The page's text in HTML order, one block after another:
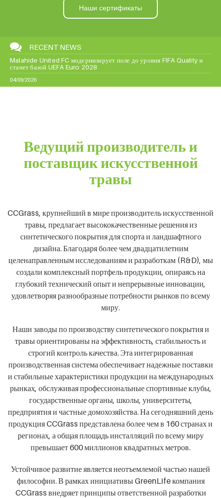
Наш проект GreenLife
RECENT NEWS
Malahide United FC модернизирует поле до уровня FIFA Quality и
станет базой UEFA Euro 2028
04/09/2026
Ведущий производитель и
поставщик искусственной
травы
CCGrass, крупнейший в мире производитель искусственной
травы, предлагает высококачественные решения из
синтетического покрытия для спорта и ландшафтного
дизайна. Благодаря более чем двадцатилетним
целенаправленным исследованиям и разработкам (R&D), мы
создали комплексный портфель продукции, опираясь на
глубокий технический опыт и непрерывные инновации,
удовлетворяя разнообразные потребности рынков по всему
миру.
Наши заводы по производству синтетического покрытия и
травы ориентированы на эффективность, стабильность и
строгий контроль качества. Эта интегрированная
производственная система обеспечивает надежные поставки
и стабильные характеристики продукции на международных
рынках, обслуживая профессиональные спортивные клубы,
государственные органы, школы, университеты,
предприятия и частные домохозяйства. На сегодняшний день
продукция CCGrass представлена более чем в 160 странах и
регионах, а общая площадь инсталляций по всему миру
превышает 600 миллионов квадратных метров.
Устойчивое развитие является неотъемлемой частью нашей
философии. В рамках инициативы GreenLife компания
CCGrass внедряет принципы ответственной разработки